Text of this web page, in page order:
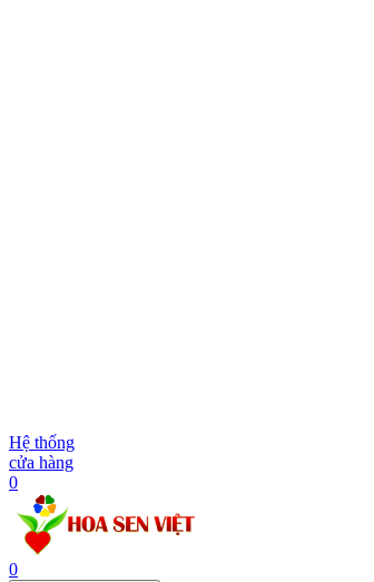
Hệ thống
cửa hàng
0
0